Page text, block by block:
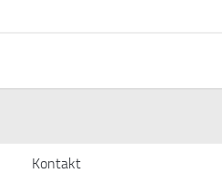
Kontakt